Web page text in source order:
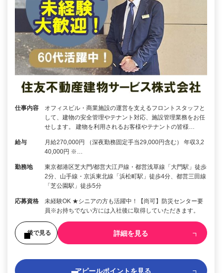
仕事内容
オフィスビル・商業施設の運営を支えるフロントスタッフと
して、建物の安全管理やテナント対応、施設管理業務をお任
せします。 建物を利用されるお客様やテナントの皆様…
給与
月給270,000円 （深夜勤務固定手当29,000円含む） 年収3,2
40,000円 ※…
勤務地
東京都港区芝大門/都営大江戸線・都営浅草線「大門駅」徒歩
2分、山手線・京浜東北線「浜松町駅」徒歩4分、都営三田線
「芝公園駅」徒歩5分
応募資格
未経験OK ★シニアの方も活躍中！【尚可】防災センター要
員※お持ちでない方には入社後に取得していただきます。
後で見る 詳細を見る
アピールポイントを見る